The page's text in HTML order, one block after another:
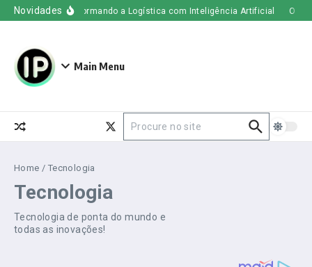
Ir para o conteúdo
Novidades
Freight – Transformando a Logística com Inteligência Artificial O
Main Menu
Home / Tecnologia
Tecnologia
Tecnologia de ponta do mundo e
todas as inovações!